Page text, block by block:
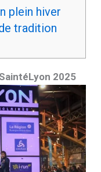
plein hiver
tradition
2025